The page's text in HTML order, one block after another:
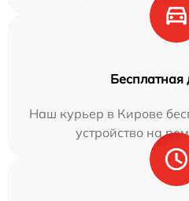
Бесплатная
Наш курьер в Кирове
устройство на